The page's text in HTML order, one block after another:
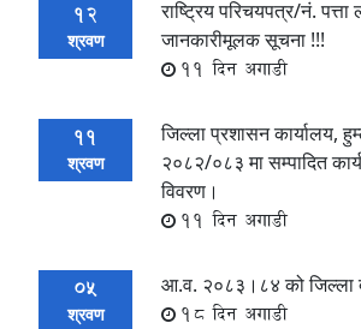
12
श्रवण
राष्ट्रिय परिचयपत्र/नं.
जानकारीमूलक सूचना !!!
11 दिन अगाडी
11
श्रवण
जिल्ला प्रशासन कार्यालय,
२०८२/०८३ मा सम्पादित
विवरण।
11 दिन अगाडी
05
श्रवण
आ.व. २०८३।८४ को जिल्ला
18 दिन अगाडी